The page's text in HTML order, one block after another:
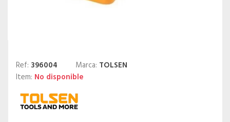
Ref: 396004 Marca: TOLSEN
Item: No disponible